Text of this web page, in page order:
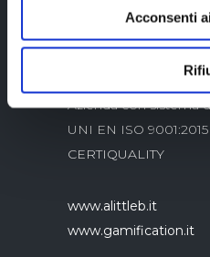
Acconsenti
Azienda con sistema
UNI EN ISO
CERTIQUALITY
www.alittleb.it
www.gamification.it